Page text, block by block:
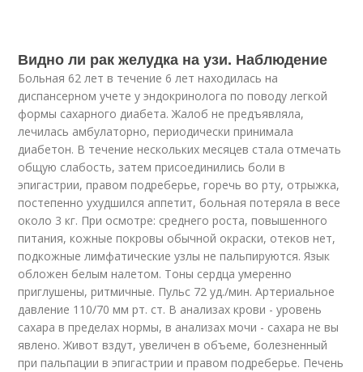
Видно ли рак желудка на узи. Наблюдение
Больная 62 лет в течение 6 лет находилась на
диспансерном учете у эндокринолога по поводу легкой
формы сахарного диабета. Жалоб не предъявляла,
лечилась амбулаторно, периодически принимала
диабетон. В течение нескольких месяцев стала отмечать
общую слабость, затем присоединились боли в
эпигастрии, правом подреберье, горечь во рту, отрыжка,
постепенно ухудшился аппетит, больная потеряла в весе
около 3 кг. При осмотре: среднего роста, повышенного
питания, кожные покровы обычной окраски, отеков нет,
подкожные лимфатические узлы не пальпируются. Язык
обложен белым налетом. Тоны сердца умеренно
приглушены, ритмичные. Пульс 72 уд./мин. Артериальное
давление 110/70 мм рт. ст. В анализах крови - уровень
сахара в пределах нормы, в анализах мочи - сахара не вы
явлено. Живот вздут, увеличен в объеме, болезненный
при пальпации в эпигастрии и правом подреберье. Печень